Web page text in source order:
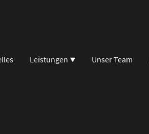
Leistungen Unser Team